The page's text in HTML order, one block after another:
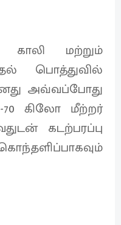
காலி மற்றும்
பொத்துவில்
அவ்வப்போது
70 கிலோ மீற்றர்
கடற்பரப்பு